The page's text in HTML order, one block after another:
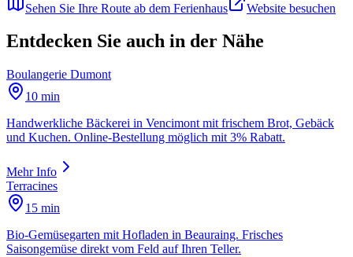
Sehen Sie Ihre Route ab dem Ferienhaus Website besuchen
Entdecken Sie auch in der Nähe
Boulangerie Dumont
10 min
Handwerkliche Bäckerei in Vencimont mit frischem Brot, Gebäck
und Kuchen. Online-Bestellung möglich mit 3% Rabatt.
Mehr Info
Terracines
15 min
Bio-Gemüsegarten mit Hofladen in Beauraing. Frisches
Saisongemüse direkt vom Feld auf Ihren Teller.